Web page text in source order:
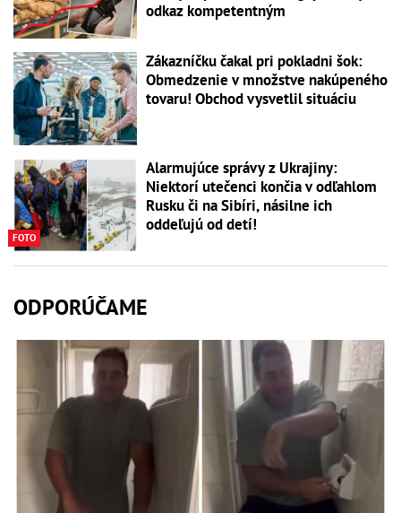
odkaz kompetentným
Zákazníčku čakal pri pokladni šok:
Obmedzenie v množstve nakúpeného
tovaru! Obchod vysvetlil situáciu
FOTO
Alarmujúce správy z Ukrajiny:
Niektorí utečenci končia v odľahlom
Rusku či na Sibíri, násilne ich
oddeľujú od detí!
ODPORÚČAME